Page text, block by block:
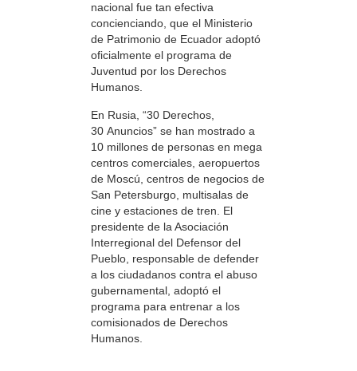
nacional fue tan efectiva
concienciando, que el Ministerio
de Patrimonio de Ecuador adoptó
oficialmente el programa de
Juventud por los Derechos
Humanos.
En Rusia, “30 Derechos,
30 Anuncios” se han mostrado a
10 millones de personas en mega
centros comerciales, aeropuertos
de Moscú, centros de negocios de
San Petersburgo, multisalas de
cine y estaciones de tren. El
presidente de la Asociación
Interregional del Defensor del
Pueblo, responsable de defender
a los ciudadanos contra el abuso
gubernamental, adoptó el
programa para entrenar a los
comisionados de Derechos
Humanos.